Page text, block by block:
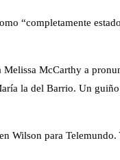
“completamente
McCarthy a
la del Barrio. Un
Wilson para